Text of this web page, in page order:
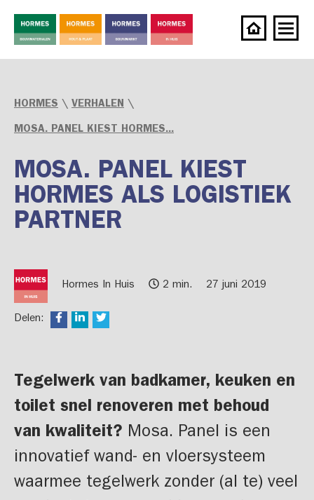
HORMES \ VERHALEN \
MOSA. PANEL KIEST HORMES...
MOSA. PANEL KIEST
HORMES ALS LOGISTIEK
PARTNER
Hormes In Huis 2 min. 27 juni 2019
Delen:
Tegelwerk van badkamer, keuken en
toilet snel renoveren met behoud
van kwaliteit? Mosa. Panel is een
innovatief wand- en vloersysteem
waarmee tegelwerk zonder (al te) veel